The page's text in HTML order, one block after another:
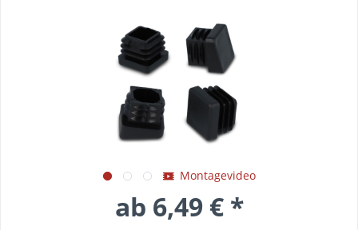
Montagevideo
ab 6,49 € *